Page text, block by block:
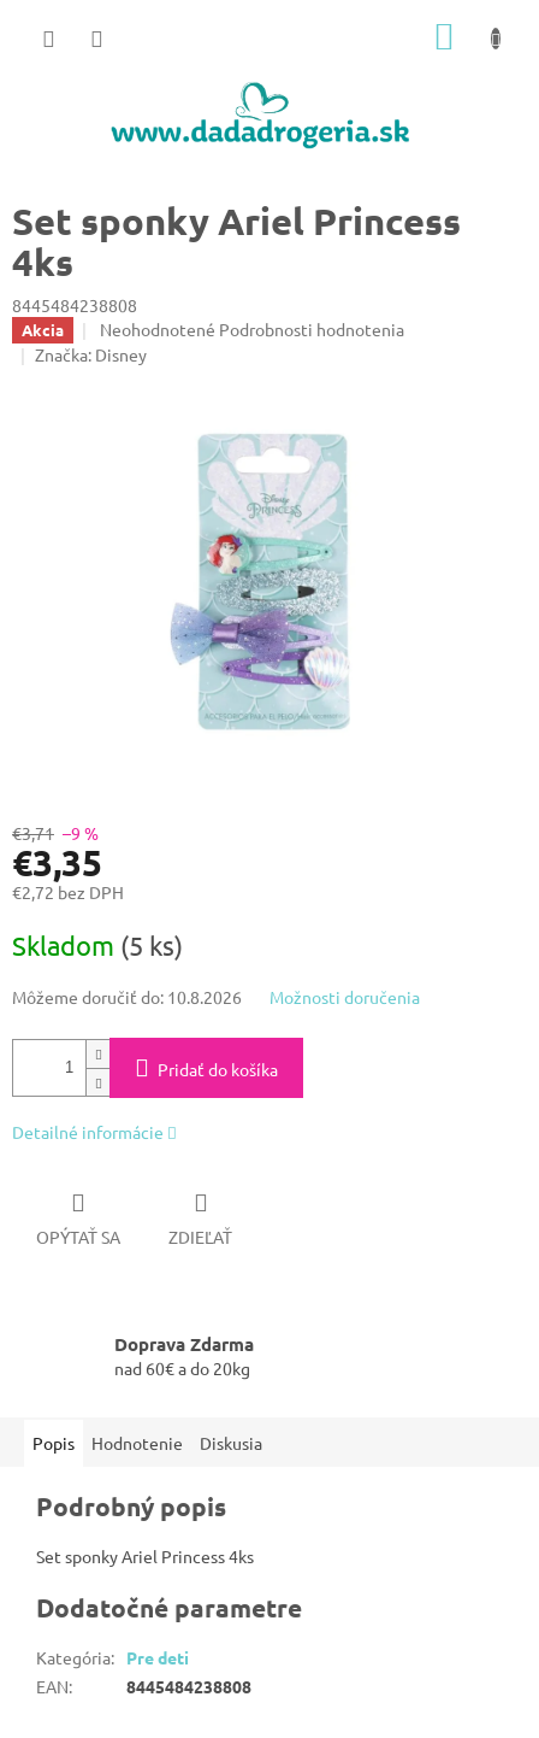
Set sponky Ariel Princess
4ks
8445484238808
Akcia
Priemerné
hodnotenie
Neohodnotené Podrobnosti hodnotenia
Značka: Disney
€3,71 –9 %
€3,35
€2,72 bez DPH
cena:
Skladom (5 ks)
Môžeme doručiť do: 10.8.2026 Možnosti doručenia
Pridať do košíka
Detailné informácie
OPÝTAŤ SA ZDIEĽAŤ
Doprava Zdarma
nad 60€ a do 20kg
Popis Hodnotenie Diskusia
Podrobný popis
Set sponky Ariel Princess 4ks
Dodatočné parametre
Kategória:
Pre deti
EAN: 8445484238808